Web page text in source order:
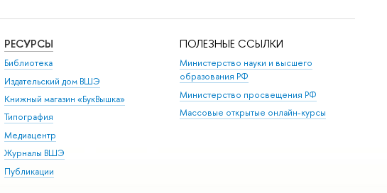
РЕСУРСЫ
Библиотека
Издательский дом ВШЭ
Книжный магазин «БукВышка»
Типография
Медиацентр
Журналы ВШЭ
Публикации
ПОЛЕЗНЫЕ ССЫЛКИ
Министерство науки и высшего
образования РФ
Министерство просвещения РФ
Массовые открытые онлайн-курсы